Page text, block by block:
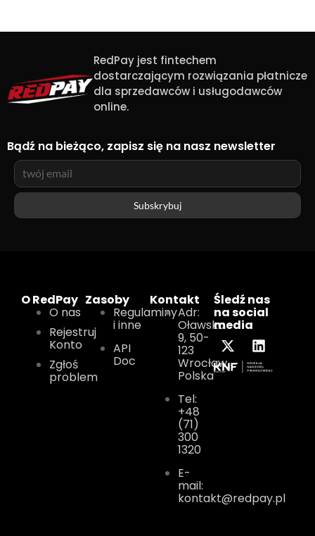
RedPay jest fintechem
dostarczającym rozwiązania płatnicze
dla sprzedawców i usługodawców
online.
Bądź na bieżąco, zapisz się na nasz newsletter
Subskrybuj
O RedPay
O nas
Rejestruj
Konto
Zgłoś
problem
Zasoby
Regulaminy
i inne
API
Doc
Kontakt
Adr:
Oławska
9, 50-
123
Wrocław,
Polska
Tel:
+48
(71)
300
1320
E-
mail:
kontakt@redpay.pl
Śledź nas
na social
media